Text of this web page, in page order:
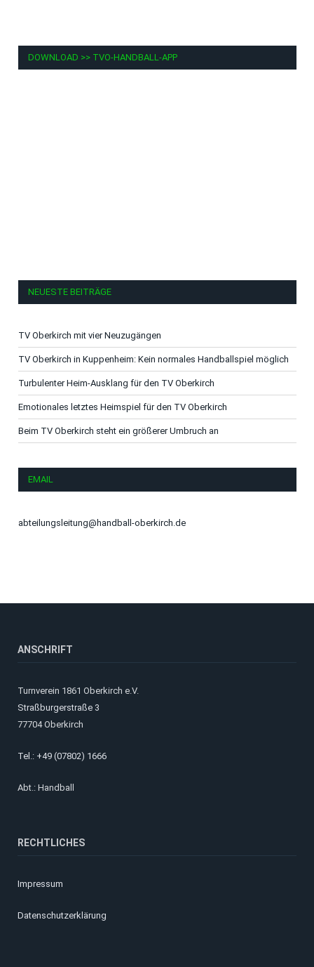
DOWNLOAD >> TVO-HANDBALL-APP
NEUESTE BEITRÄGE
TV Oberkirch mit vier Neuzugängen
TV Oberkirch in Kuppenheim: Kein normales Handballspiel möglich
Turbulenter Heim-Ausklang für den TV Oberkirch
Emotionales letztes Heimspiel für den TV Oberkirch
Beim TV Oberkirch steht ein größerer Umbruch an
EMAIL
abteilungsleitung@handball-oberkirch.de
ANSCHRIFT
Turnverein 1861 Oberkirch e.V.
Straßburgerstraße 3
77704 Oberkirch
Tel.: +49 (07802) 1666
Abt.: Handball
RECHTLICHES
Impressum
Datenschutzerklärung